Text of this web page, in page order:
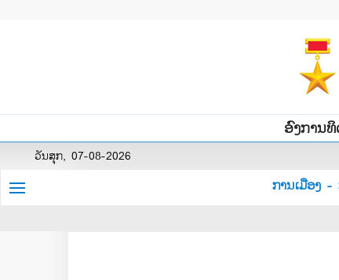
ອົງການ
ວັນສຸກ, 07-08-2026
ການເມືອງ -